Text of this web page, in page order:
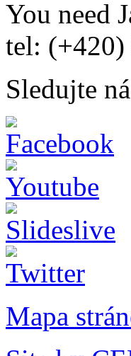
You need
tel: (+420)
Sledujte
Mapa